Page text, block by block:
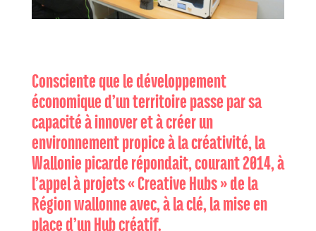
Consciente que le développement
économique d’un territoire passe par sa
capacité à innover et à créer un
environnement propice à la créativité, la
Wallonie picarde répondait, courant 2014, à
l’appel à projets « Creative Hubs » de la
Région wallonne avec, à la clé, la mise en
place d’un Hub créatif.